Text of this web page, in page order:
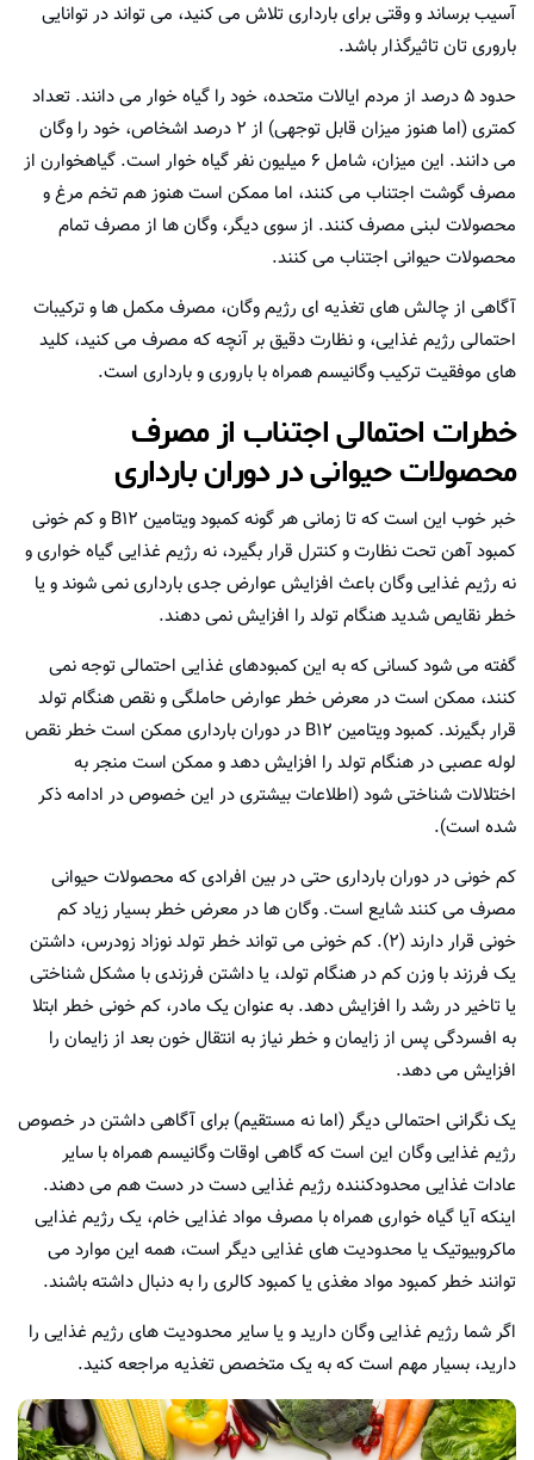
آسیب برساند و وقتی برای بارداری تلاش می کنید، می تواند در توانایی
باروری تان تاثیرگذار باشد.
حدود ۵ درصد از مردم ایالات متحده، خود را گیاه خوار می دانند. تعداد
کمتری (اما هنوز میزان قابل توجهی) از ۲ درصد اشخاص، خود را وگان
می دانند. این میزان، شامل ۶ میلیون نفر گیاه خوار است. گیاهخوارن از
مصرف گوشت اجتناب می کنند، اما ممکن است هنوز هم تخم مرغ و
محصولات لبنی مصرف کنند. از سوی دیگر، وگان ها از مصرف تمام
محصولات حیوانی اجتناب می کنند.
آگاهی از چالش های تغذیه ای رژیم وگان، مصرف مکمل ها و ترکیبات
احتمالی رژیم غذایی، و نظارت دقیق بر آنچه که مصرف می کنید، کلید
های موفقیت ترکیب وگانیسم همراه با باروری و بارداری است.
خطرات احتمالی اجتناب از مصرف
محصولات حیوانی در دوران بارداری
خبر خوب این است که تا زمانی هر گونه کمبود ویتامین B12 و کم خونی
کمبود آهن تحت نظارت و کنترل قرار بگیرد، نه رژیم غذایی گیاه خواری و
نه رژیم غذایی وگان باعث افزایش عوارض جدی بارداری نمی شوند و یا
خطر نقایص شدید هنگام تولد را افزایش نمی دهند.
گفته می شود کسانی که به این کمبودهای غذایی احتمالی توجه نمی
کنند، ممکن است در معرض خطر عوارض حاملگی و نقص هنگام تولد
قرار بگیرند. کمبود ویتامین B12 در دوران بارداری ممکن است خطر نقص
لوله عصبی در هنگام تولد را افزایش دهد و ممکن است منجر به
اختلالات شناختی شود (اطلاعات بیشتری در این خصوص در ادامه ذکر
شده است).
کم خونی در دوران بارداری حتی در بین افرادی که محصولات حیوانی
مصرف می کنند شایع است. وگان ها در معرض خطر بسیار زیاد کم
خونی قرار دارند (۲). کم خونی می تواند خطر تولد نوزاد زودرس، داشتن
یک فرزند با وزن کم در هنگام تولد، یا داشتن فرزندی با مشکل شناختی
یا تاخیر در رشد را افزایش دهد. به عنوان یک مادر، کم خونی خطر ابتلا
به افسردگی پس از زایمان و خطر نیاز به انتقال خون بعد از زایمان را
افزایش می دهد.
یک نگرانی احتمالی دیگر (اما نه مستقیم) برای آگاهی داشتن در خصوص
رژیم غذایی وگان این است که گاهی اوقات وگانیسم همراه با سایر
عادات غذایی محدودکننده رژیم غذایی دست در دست هم می دهند.
اینکه آیا گیاه خواری همراه با مصرف مواد غذایی خام، یک رژیم غذایی
ماکروبیوتیک یا محدودیت های غذایی دیگر است، همه این موارد می
توانند خطر کمبود مواد مغذی یا کمبود کالری را به دنبال داشته باشند.
اگر شما رژیم غذایی وگان دارید و یا سایر محدودیت های رژیم غذایی را
دارید، بسیار مهم است که به یک متخصص تغذیه مراجعه کنید.